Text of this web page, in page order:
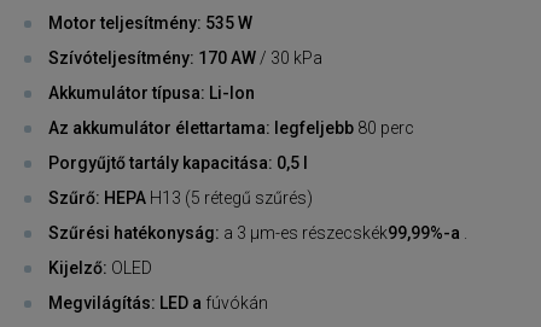
Motor teljesítmény: 535 W
Szívóteljesítmény: 170 AW/ 30 kPa
Akkumulátor típusa: Li-Ion
Az akkumulátor élettartama: legfeljebb 80 perc
Porgyűjtő tartály kapacitása: 0,5 l
Szűrő: HEPA H13 (5 rétegű szűrés)
Szűrési hatékonyság: a 3 µm-es részecskék99,99%-a .
Kijelző: OLED
Megvilágítás: LED a fúvókán